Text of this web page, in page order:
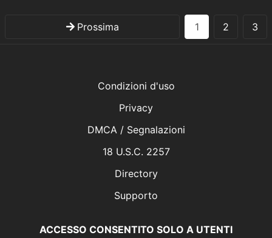
Prossima 1 2 3
Condizioni d'uso
Privacy
DMCA / Segnalazioni
18 U.S.C. 2257
Directory
Supporto
ACCESSO CONSENTITO SOLO A UTENTI